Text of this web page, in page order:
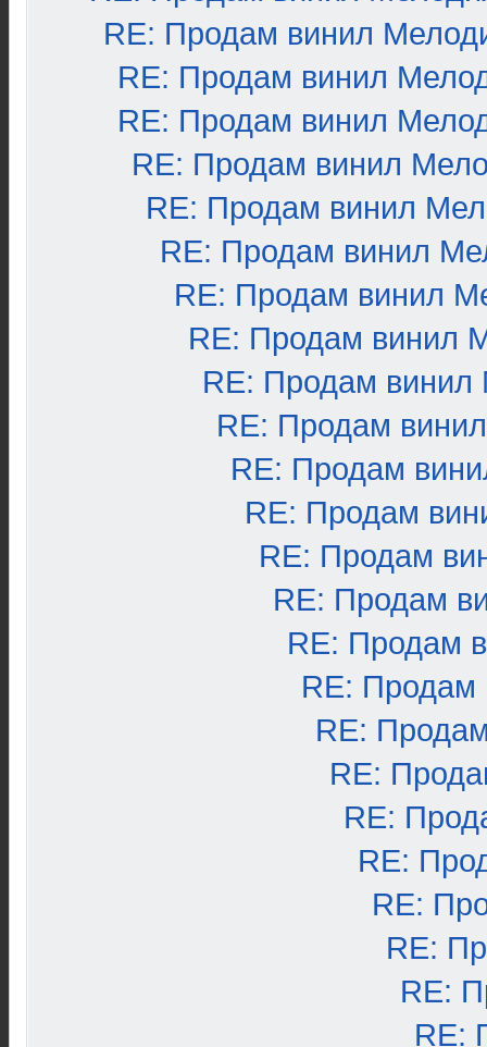
RE: Продам винил
RE: Продам винил
RE: Продам винил
RE: Продам винил
RE: Продам винил
RE: Продам винил
RE: Продам винил
RE: Продам винил
RE: Продам винил
RE: Продам
RE: Продам
RE: Продам
RE: Продам
RE: Продам
RE: Продам
RE: Продам
RE:
RE:
RE:
RE:
RE:
RE:
RE:
RE: